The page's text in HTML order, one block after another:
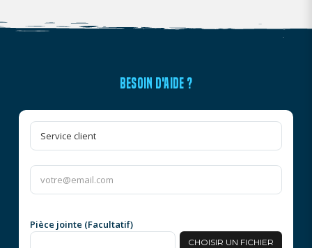
BESOIN D'AIDE ?
Pièce jointe (Facultatif)
CHOISIR UN FICHIER